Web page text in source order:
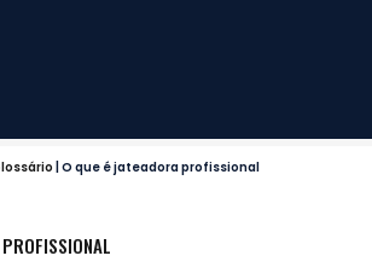
O que é jateadora profissional